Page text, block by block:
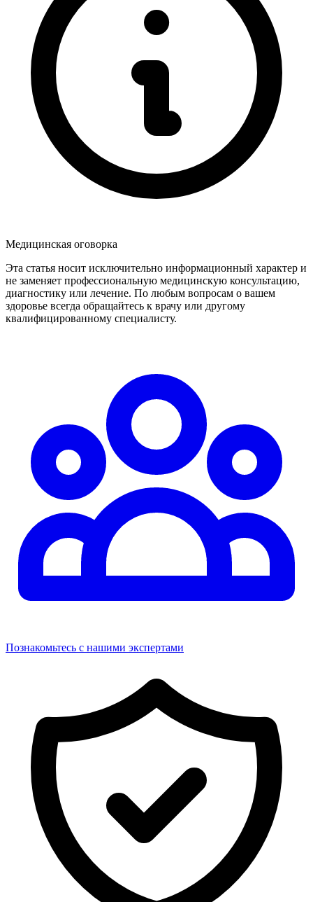
Медицинская оговорка
Эта статья носит исключительно информационный характер и
не заменяет профессиональную медицинскую консультацию,
диагностику или лечение. По любым вопросам о вашем
здоровье всегда обращайтесь к врачу или другому
квалифицированному специалисту.
Познакомьтесь с нашими экспертами